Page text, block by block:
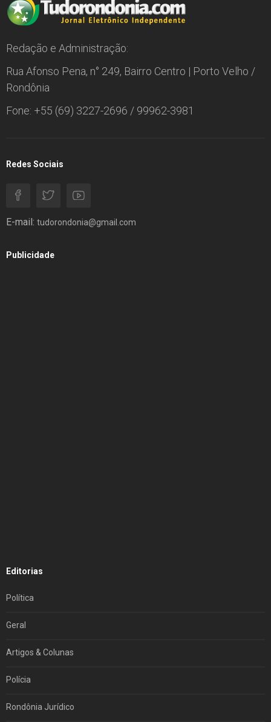
Redação e Administração:
Rua Afonso Pena, n° 249, Bairro Centro | Porto Velho /
Rondônia
Fone: +55 (69) 3227-2696 / 99962-3981
Redes Sociais
E-mail: tudorondonia@gmail.com
Publicidade
Editorias
Política
Geral
Artigos & Colunas
Polícia
Rondônia Jurídico